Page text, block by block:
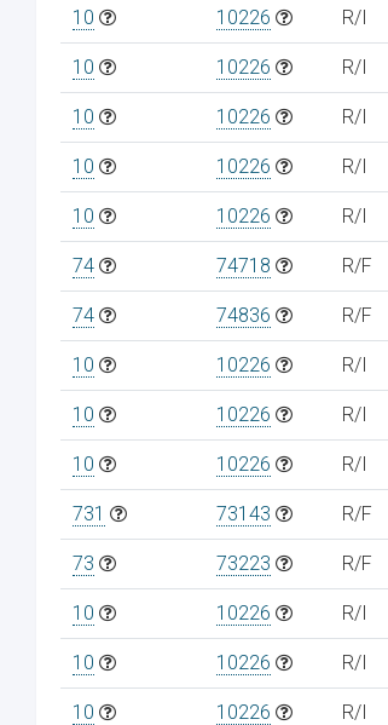
10 10226 R/I
10 10226 R/I
10 10226 R/I
10 10226 R/I
10 10226 R/I
74 74718 R/F
74 74836 R/F
10 10226 R/I
10 10226 R/I
10 10226 R/I
731 73143 R/F
73 73223 R/F
10 10226 R/I
10 10226 R/I
10 10226 R/I